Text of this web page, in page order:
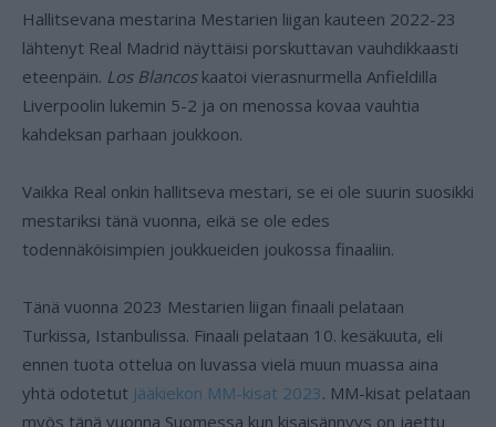
Hallitsevana mestarina Mestarien liigan kauteen 2022-23
lähtenyt Real Madrid näyttäisi porskuttavan vauhdikkaasti
eteenpäin. Los Blancoskaatoi vierasnurmella Anfieldilla
Liverpoolin lukemin 5-2 ja on menossa kovaa vauhtia
kahdeksan parhaan joukkoon.
Vaikka Real onkin hallitseva mestari, se ei ole suurin suosikki
mestariksi tänä vuonna, eikä se ole edes
todennäköisimpien joukkueiden joukossa finaaliin.
Tänä vuonna 2023 Mestarien liigan finaali pelataan
Turkissa, Istanbulissa. Finaali pelataan 10. kesäkuuta, eli
ennen tuota ottelua on luvassa vielä muun muassa aina
yhtä odotetut Jääkiekon MM-kisat 2023. MM-kisat pelataan
myös tänä vuonna Suomessa kun kisaisännyys on jaettu